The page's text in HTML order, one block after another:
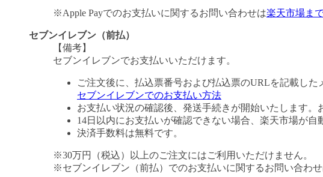
※Apple Payでのお支払いに関するお問い合わせは楽天市場ま
セブンイレブン（前払）
【備考】
セブンイレブンでお支払いいただけます。
ご注文後に、払込票番号および払込票のURLを記載した
セブンイレブンでのお支払い方法
お支払い状況の確認後、発送手続きが開始いたします
14日以内にお支払いが確認できない場合、楽天市場が自
決済手数料は無料です。
※30万円（税込）以上のご注文にはご利用いただけません。
※セブンイレブン（前払）でのお支払いに関するお問い合わ